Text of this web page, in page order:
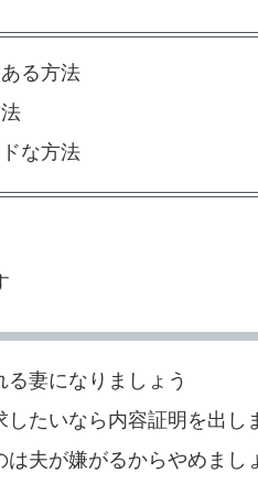
る方法
な方法
る妻になりましょう
したいなら内容証明を出し
は夫が嫌がるからやめまし